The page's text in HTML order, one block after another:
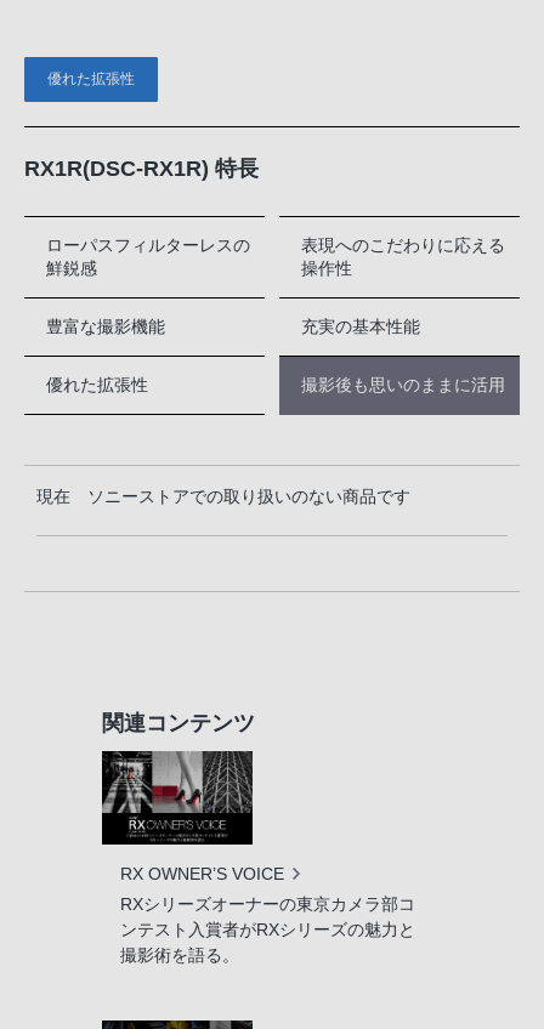
優れた拡張性
RX1R(DSC-RX1R) 特長
ローパスフィルターレスの
鮮鋭感
表現へのこだわりに応える
操作性
豊富な撮影機能 充実の基本性能
優れた拡張性 撮影後も思いのままに活用
現在 ソニーストアでの取り扱いのない商品です
関連コンテンツ
RX OWNER’S VOICE
RXシリーズオーナーの東京カメラ部コ
ンテスト入賞者がRXシリーズの魅力と
撮影術を語る。